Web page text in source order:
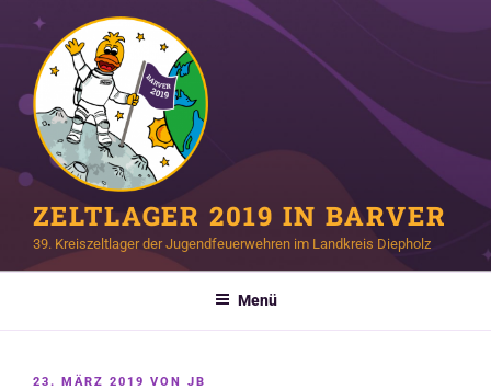
springen
ZELTLAGER 2019 IN BARVER
39. Kreiszeltlager der Jugendfeuerwehren im Landkreis Diepholz
Menü
VERÖFFENTLICHT
23. MÄRZ 2019 VON JB